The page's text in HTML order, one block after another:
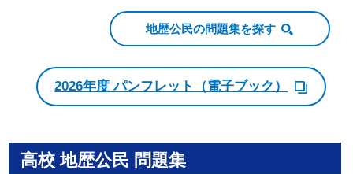
地歴公民の問題集を探す
2026年度 パンフレット（電子ブック）
高校 地歴公民 問題集